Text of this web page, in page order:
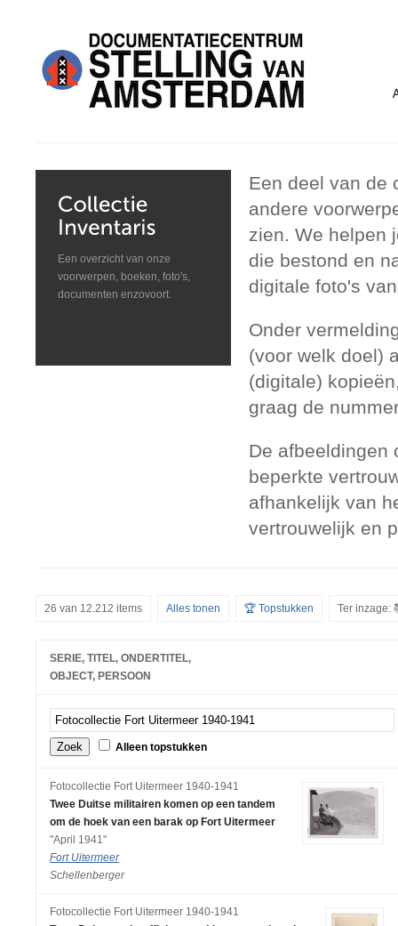
Een overzicht van onze
voorwerpen, boeken, foto's,
documenten enzovoort.
Een deel van de
andere
zien. We helpen
die bestond en
digitale foto's
Onder
(voor welk doel)
(digitale)
graag de
De afbeeldingen
beperkte
afhankelijk van
vertrouwelijk en
26 van 12.212 items Alles tonen 🏆 Topstukken Ter inzage:
SERIE, TITEL, ONDERTITEL,
OBJECT, PERSOON
Alleen topstukken
Fotocollectie Fort Uitermeer 1940-1941
Twee Duitse militairen komen op een tandem
om de hoek van een barak op Fort Uitermeer
"April 1941"
Fort Uitermeer
Schellenberger
Fotocollectie Fort Uitermeer 1940-1941